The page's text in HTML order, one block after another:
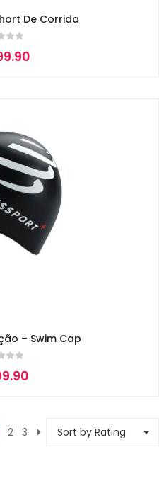
De Corrida
– Swim Cap
Sort by Rating
2 3